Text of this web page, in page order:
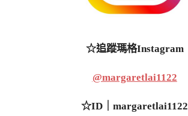
☆追蹤瑪格Instagram
@margaretlai1122
☆ID｜margaretlai1122